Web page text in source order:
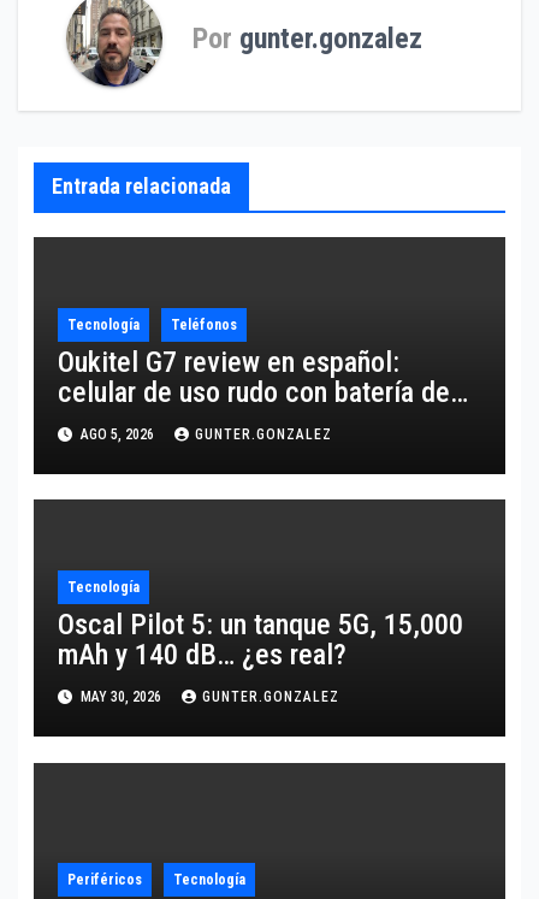
Por gunter.gonzalez
Entrada relacionada
Tecnología Teléfonos
Oukitel G7 review en español:
celular de uso rudo con batería de
10,600 mAh
AGO 5, 2026 GUNTER.GONZALEZ
Tecnología
Oscal Pilot 5: un tanque 5G, 15,000
mAh y 140 dB… ¿es real?
MAY 30, 2026 GUNTER.GONZALEZ
Periféricos Tecnología